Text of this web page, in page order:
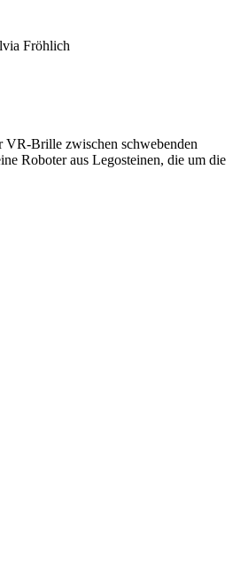
Fröhlich
VR-Brille zwischen schwebenden
Roboter aus Legosteinen, die um die